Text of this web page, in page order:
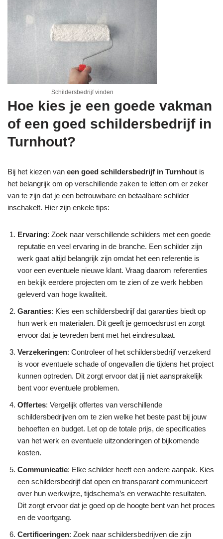
Schildersbedrijf vinden
Hoe kies je een goede vakman
of een goed schildersbedrijf in
Turnhout?
Bij het kiezen van een goed schildersbedrijf in Turnhout is
het belangrijk om op verschillende zaken te letten om er zeker
van te zijn dat je een betrouwbare en betaalbare schilder
inschakelt. Hier zijn enkele tips:
Ervaring: Zoek naar verschillende schilders met een goede
reputatie en veel ervaring in de branche. Een schilder zijn
werk gaat altijd belangrijk zijn omdat het een referentie is
voor een eventuele nieuwe klant. Vraag daarom referenties
en bekijk eerdere projecten om te zien of ze werk hebben
geleverd van hoge kwaliteit.
Garanties: Kies een schildersbedrijf dat garanties biedt op
hun werk en materialen. Dit geeft je gemoedsrust en zorgt
ervoor dat je tevreden bent met het eindresultaat.
Verzekeringen: Controleer of het schildersbedrijf verzekerd
is voor eventuele schade of ongevallen die tijdens het project
kunnen optreden. Dit zorgt ervoor dat jij niet aansprakelijk
bent voor eventuele problemen.
Offertes: Vergelijk offertes van verschillende
schildersbedrijven om te zien welke het beste past bij jouw
behoeften en budget. Let op de totale prijs, de specificaties
van het werk en eventuele uitzonderingen of bijkomende
kosten.
Communicatie: Elke schilder heeft een andere aanpak. Kies
een schildersbedrijf dat open en transparant communiceert
over hun werkwijze, tijdschema’s en verwachte resultaten.
Dit zorgt ervoor dat je goed op de hoogte bent van het proces
en de voortgang.
Certificeringen: Zoek naar schildersbedrijven die zijn